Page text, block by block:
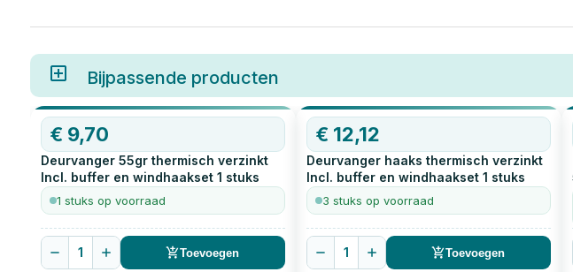
Bijpassende producten
€ 9,70
Deurvanger 55gr thermisch verzinkt
Incl. buffer en windhaakset 1 stuks
1 stuks op voorraad
1 Toevoegen
€ 12,12
Deurvanger haaks thermisch verzinkt
Incl. buffer en windhaakset 1 stuks
3 stuks op voorraad
1 Toevoegen